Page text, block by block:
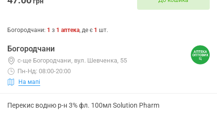
Богородчани: 1 з 1 аптека, де є 1 шт.
Богородчани
с-ще Богородчани, вул. Шевченка, 55
Пн-Нд: 08:00-20:00
На мапі
Перекис водню р-н 3% фл. 100мл Solution Pharm